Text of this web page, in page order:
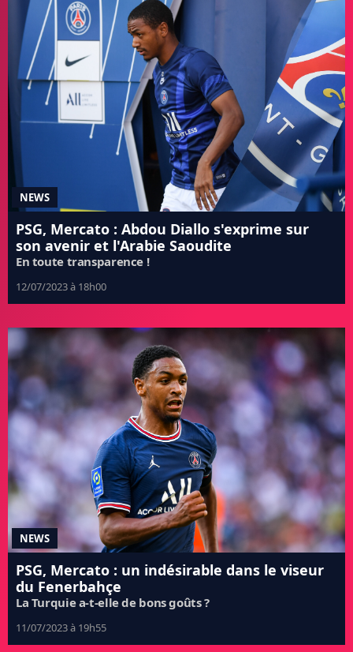
NEWS
PSG, Mercato : Abdou Diallo s'exprime sur
son avenir et l'Arabie Saoudite
En toute transparence !
12/07/2023 à 18h00
NEWS
PSG, Mercato : un indésirable dans le viseur
du Fenerbahçe
La Turquie a-t-elle de bons goûts ?
11/07/2023 à 19h55